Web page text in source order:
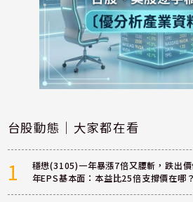
台股動態｜大家都在看
1
穩懋(3105)一年暴漲7倍又腰斬，跌出
年EPS基本面：本益比25倍支撐價在哪？